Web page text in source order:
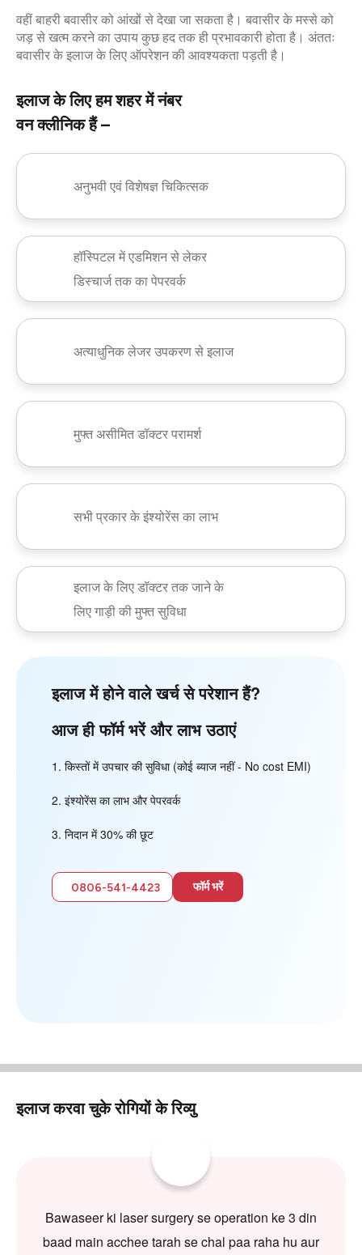
वहीं बाहरी बवासीर को आंखों से देखा जा सकता है। बवासीर के मस्से को
जड़ से खत्म करने का उपाय कुछ हद तक ही प्रभावकारी होता है। अंततः
बवासीर के इलाज के लिए ऑपरेशन की आवश्यकता पड़ती है।
इलाज के लिए हम शहर में नंबर
वन क्लीनिक हैं –
अनुभवी एवं विशेषज्ञ चिकित्सक
हॉस्पिटल में एडमिशन से लेकर
डिस्चार्ज तक का पेपरवर्क
अत्याधुनिक लेजर उपकरण से इलाज
मुफ्त असीमित डॉक्टर परामर्श
सभी प्रकार के इंश्योरेंस का लाभ
इलाज के लिए डॉक्टर तक जाने के
लिए गाड़ी की मुफ्त सुविधा
इलाज में होने वाले खर्च से परेशान हैं?
आज ही फॉर्म भरें और लाभ उठाएं
किस्तों में उपचार की सुविधा (कोई ब्याज नहीं - No cost EMI)
इंश्योरेंस का लाभ और पेपरवर्क
निदान में 30% की छूट
0806-541-4423 फॉर्म भरें
इलाज करवा चुके रोगियों के रिव्यु
Bawaseer ki laser surgery se operation ke 3 din
baad main acchee tarah se chal paa raha hu aur